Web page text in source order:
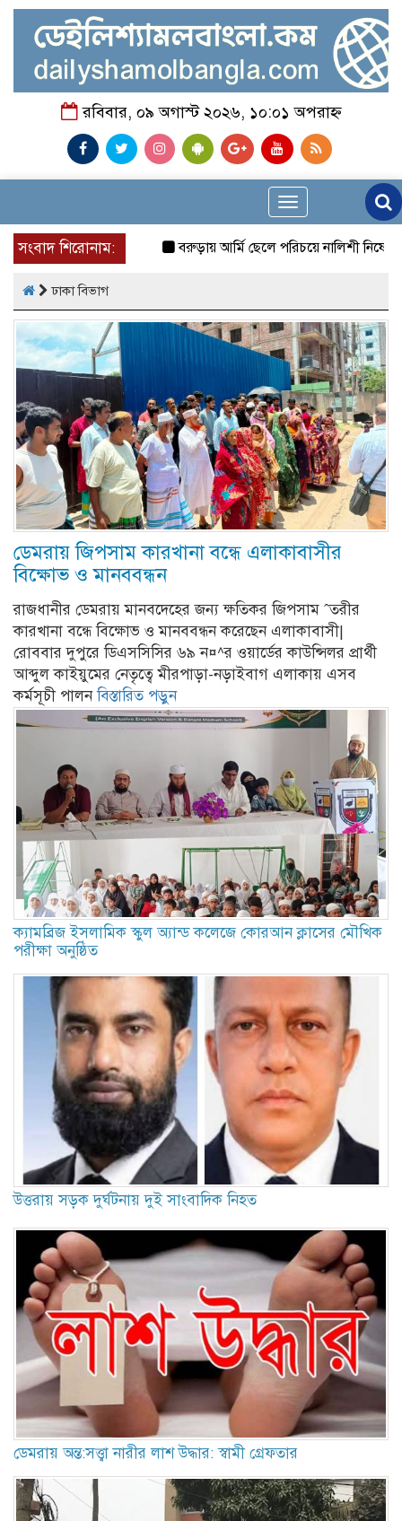
রবিবার, ০৯ অগাস্ট ২০২৬, ১০:০১ অপরাহ্ন
Toggle
navigation
সংবাদ শিরোনাম:
বরুড়ায় আর্মি ছেলে পরিচয়ে নালিশী নিষেধাজ্ঞা
ঢাকা বিভাগ
ডেমরায় জিপসাম কারখানা বন্ধে এলাকাবাসীর
বিক্ষোভ ও মানববন্ধন
রাজধানীর ডেমরায় মানবদেহের জন্য ক্ষতিকর জিপসাম ˆতরীর
কারখানা বন্ধে বিক্ষোভ ও মানববন্ধন করেছেন এলাকাবাসী|
রোববার দুপুরে ডিএসসিসির ৬৯ ন¤^র ওয়ার্ডের কাউন্সিলর প্রার্থী
আব্দুল কাইয়ুমের নেতৃত্বে মীরপাড়া-নড়াইবাগ এলাকায় এসব
কর্মসূচী পালনবিস্তারিত পড়ুন
ক্যামব্রিজ ইসলামিক স্কুল অ্যান্ড কলেজে কোরআন ক্লাসের মৌখিক
পরীক্ষা অনুষ্ঠিত
উত্তরায় সড়ক দুর্ঘটনায় দুই সাংবাদিক নিহত
ডেমরায় অন্ত:সত্ত্বা নারীর লাশ উদ্ধার: স্বামী গ্রেফতার